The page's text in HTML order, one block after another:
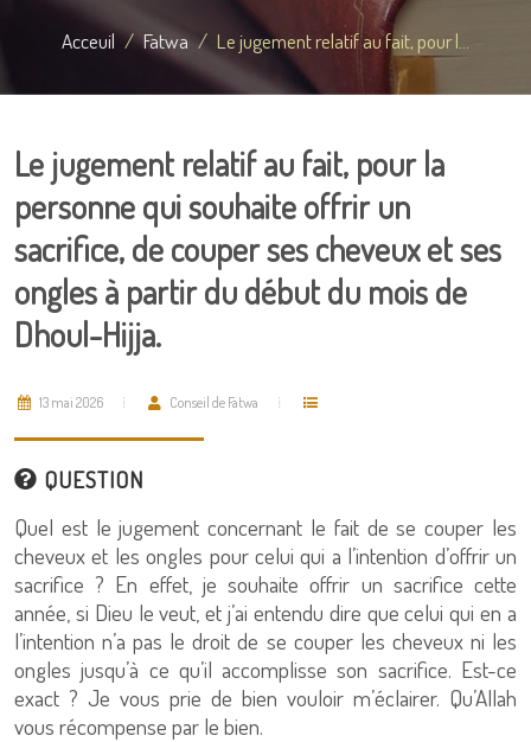
Acceuil Fatwa Le jugement relatif au fait, pour l...
Le jugement relatif au fait, pour la
personne qui souhaite offrir un
sacrifice, de couper ses cheveux et ses
ongles à partir du début du mois de
Dhoul-Hijja.
13 mai 2026 Conseil de Fatwa
QUESTION
Quel est le jugement concernant le fait de se couper les
cheveux et les ongles pour celui qui a l’intention d’offrir un
sacrifice ? En effet, je souhaite offrir un sacrifice cette
année, si Dieu le veut, et j’ai entendu dire que celui qui en a
l’intention n’a pas le droit de se couper les cheveux ni les
ongles jusqu’à ce qu’il accomplisse son sacrifice. Est-ce
exact ? Je vous prie de bien vouloir m’éclairer. Qu’Allah
vous récompense par le bien.